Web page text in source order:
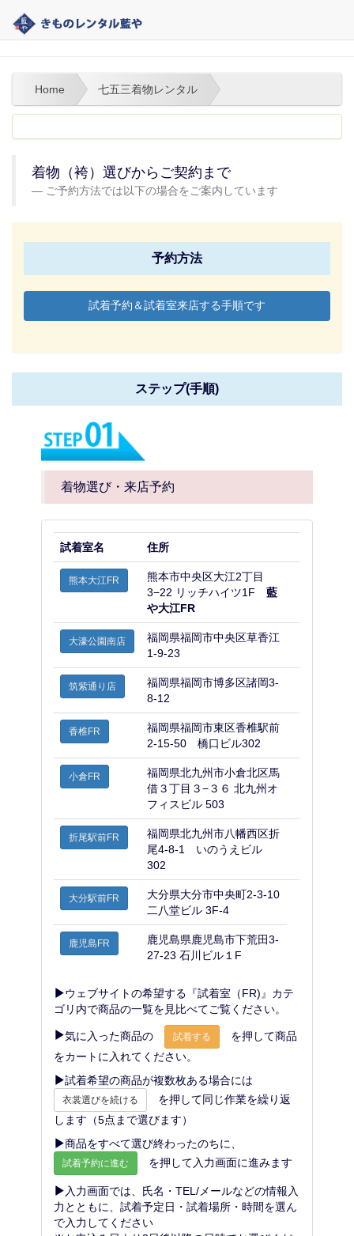
熊本の着物レンタル｜藍や | 七五三着物レンタル
Home 七五三着物レンタル
着物（袴）選びからご契約まで
ご予約方法では以下の場合をご案内しています
予約方法
試着予約＆試着室来店する手順です
ステップ(手順)
着物選び・来店予約
試着室名 住所
熊本大江FR
熊本市中央区大江2丁目
3−22 リッチハイツ1F藍
や大江FR
大濠公園南店
福岡県福岡市中央区草香江
1-9-23
筑紫通り店
福岡県福岡市博多区諸岡3-
8-12
香椎FR
福岡県福岡市東区香椎駅前
2-15-50 橋口ビル302
小倉FR
福岡県北九州市小倉北区馬
借３丁目３−３６ 北九州オ
フィスビル 503
折尾駅前FR
福岡県北九州市八幡西区折
尾4-8-1 いのうえビル
302
大分駅前FR
大分県大分市中央町2-3-10
二八堂ビル 3F-4
鹿児島FR
鹿児島県鹿児島市下荒田3-
27-23 石川ビル１F
ウェブサイトの希望する『試着室（FR)』カテ
ゴリ内で商品の一覧を見比べてご覧ください。
気に入った商品の 試着する
を押して商品
をカートに入れてください。
試着希望の商品が複数枚ある場合には
衣裳選びを続ける
を押して同じ作業を繰り返
します（5点まで選びます）
商品をすべて選び終わったのちに、
試着予約に進む を押して入力画面に進みます
入力画面では、氏名・TEL/メールなどの情報入
力とともに、試着予定日・試着場所・時間を選ん
で入力してください